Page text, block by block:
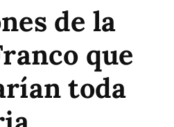
de la
que
toda